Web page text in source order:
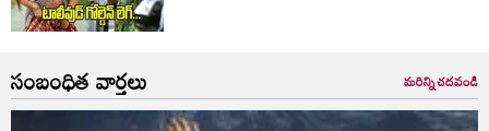
సంబంధిత వార్తలు మరిన్ని చదవండి